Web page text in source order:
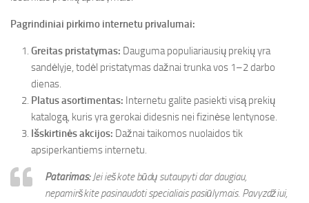
Pagrindiniai pirkimo internetu privalumai:
Greitas pristatymas: Dauguma populiariausių prekių yra
sandėlyje, todėl pristatymas dažnai trunka vos 1–2 darbo
dienas.
Platus asortimentas: Internetu galite pasiekti visą prekių
katalogą, kuris yra gerokai didesnis nei fizinėse lentynose.
Išskirtinės akcijos: Dažnai taikomos nuolaidos tik
apsiperkantiems internetu.
Patarimas:Jei ieškote būdų sutaupyti dar daugiau,
nepamirškite pasinaudoti specialiais pasiūlymais. Pavyzdžiui,